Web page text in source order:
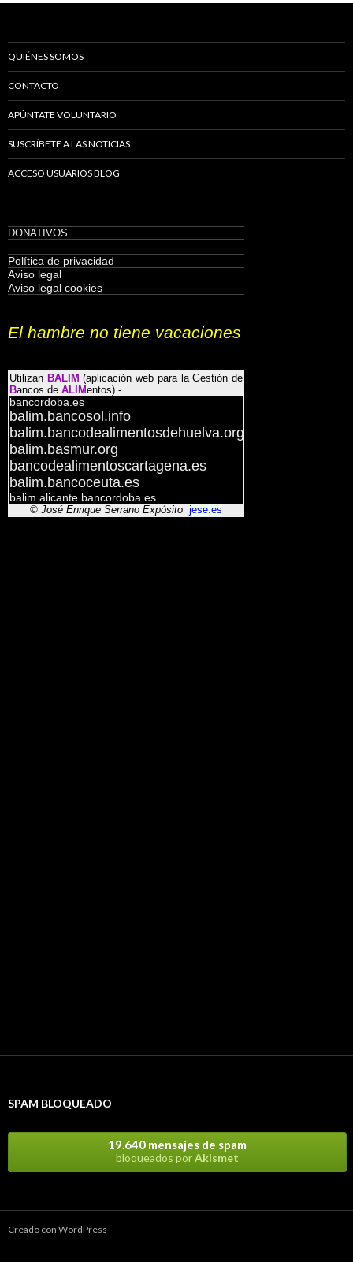
QUIÉNES SOMOS
CONTACTO
APÚNTATE VOLUNTARIO
SUSCRÍBETE A LAS NOTICIAS
ACCESO USUARIOS BLOG
SPAM BLOQUEADO
19.640 mensajes de spam
bloqueados porAkismet
Creado con WordPress